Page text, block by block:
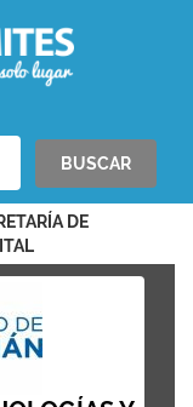
BUSCAR
DE